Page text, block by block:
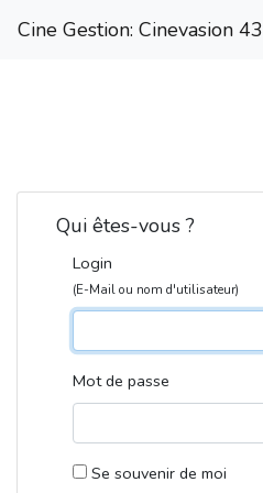
Cine Gestion: Cinevasion 43
Qui êtes-vous ?
Login
(E-Mail ou nom d'utilisateur)
Mot de passe
Se souvenir de moi